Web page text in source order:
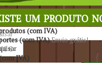
um produto
(com IVA)
(com IVA)Envio grátis!
€
IVA)